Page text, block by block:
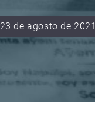
23 de agosto de 2021